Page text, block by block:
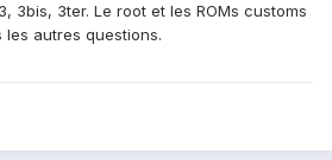
3bis, 3ter. Le root et les ROMs customs
autres questions.